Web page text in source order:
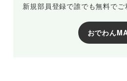
新規部員登録で誰でも無料で
おでわん